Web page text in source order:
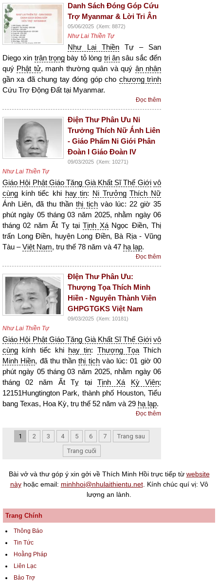
Danh Sách Đóng Góp Cứu
Trợ Myanmar & Lời Tri Ân
05/06/2025 (Xem: 8872)
Như Lai Thiền Tự
Như Lai Thiền Tự – San
Diego xin trân trọng bày tỏ lòng tri ânsâu sắc đến
quý Phật tử, mạnh thường quân và quý ân nhân
gần xa đã chung tay đóng góp cho chương trình
Cứu Trợ Động Đất tại Myanmar.
Đọc thêm
Điện Thư Phân Ưu Ni
Trưởng Thích Nữ Ánh Liên
- Giáo Phẩm Ni Giới Phân
Đoàn I Giáo Đoàn IV
09/03/2025 (Xem: 10271)
Như Lai Thiền Tự
Giáo Hội Phật Giáo Tăng Già Khất Sĩ Thế Giới vô
cùng kính tiếc khi hay tin: Ni Trưởng Thích Nữ
Ánh Liên, đã thu thầnthị tịchvào lúc: 22 giờ 35
phút ngày 05 tháng 03 năm 2025, nhằm ngày 06
tháng 02 năm Ất Tỵ tạiTịnh XáNgọc Điền, Thị
trấn Long Điền, huyện Long Điền, Bà Rịa - Vũng
Tàu –Việt Nam, trụ thế 78 năm và 47 hạ lạp.
Đọc thêm
ĐIện Thư Phân Ưu:
Thượng Tọa Thích Minh
Hiền - Nguyên Thành Viên
GHPGTGKS Việt Nam
09/03/2025 (Xem: 10181)
Như Lai Thiền Tự
Giáo Hội Phật Giáo Tăng Già Khất Sĩ Thế Giới vô
cùng kính tiếc khi hay tin: Thượng TọaThích
Minh Hiền, đã thu thầnthị tịchvào lúc: 01 giờ 00
phút ngày 05 tháng 03 năm 2025, nhằm ngày 06
tháng 02 năm Ất Tỵ tại Tịnh Xá Kỳ Viên;
12151Hungtington Park, thành phố Houston, Tiểu
bang Texas, Hoa Kỳ, trụ thế 52 năm và 29 hạ lạp.
Đọc thêm
1 2 3 4 5 6 7
Trang sau
Trang cuối
Bài vở và thư góp ý xin gởi về Thích Minh Hồi trực tiếp từ website
nàyhoặc email: minhhoi@nhulaithientu.net. Kính chúc quí vị: Vô
lượng an lành.
Trang Chính
Thông Báo
Tin Tức
Hoằng Pháp
Liên Lạc
Bảo Trợ